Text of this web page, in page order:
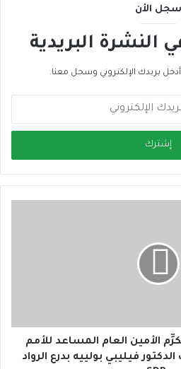
سجل الأن
البريدية
بريدك الإلكتروني وسجل معنا.
الأمين العام المساعد للأمم
فيليبي بولييه بدرع الرواد